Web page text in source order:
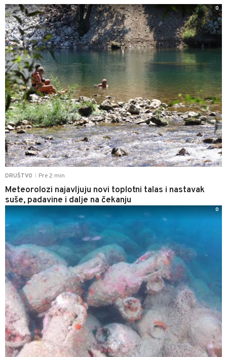
DRUŠTVO Pre 2 min
Meteorolozi najavljuju novi toplotni talas i nastavak
suše, padavine i dalje na čekanju
0
0